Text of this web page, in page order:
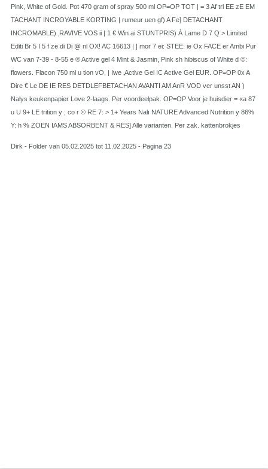
Pink, White of Gold. Pot 470 gram of spray 500 ml OP=OP TOT | = 3 Af trl EE zE EM
TACHANT INCROYABLE KORTING | rumeur uen gf) A Fe] DETACHANT
INCROMABLE) ‚RAVIVE VOS ii | 1 € Win ai STUNTPRIS) À Lame D 7 Q > Limited
Editi Br 5 I 5 f ze di Di @ nl OX! AC 16613 | | mor 7 ei: STEE: ie Ox FACE er Ambi Pur
WC van 7-39 - 8-55 e ® Active gel 4 Mint & Jasmin, Pink sh hibiscus of White d ©:
flowers. Flacon 750 ml u tion vO, | Iwe ‚Active Gel IC Active Gel EUR. OP=OP 0x A
Dire € Le DE IE RES DETDLEFBETACHAN AVANTI AM AnR VOD ver unsst AN )
Nalys keukenpapier Love 2-laags. Per voordeelpak. OP=OP Voor je huisdier = «a 87
u U 9+ LE trition y ; co r © RE 7: > 1+ Years Nalı NATURE Advanced Nutrition y 86%
Y: h % ZOEN IAMS ABSORBENT & RES] Alle varianten. Per zak. kattenbrokjes
Dirk - Folder van 05.02.2025 tot 11.02.2025 - Pagina 23